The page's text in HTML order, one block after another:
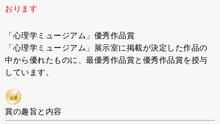
おります
「心理学ミュージアム」優秀作品賞
「心理学ミュージアム」展示室に掲載が決定した作品の
中から優れたものに、最優秀作品賞と優秀作品賞を授与
しています。
賞の趣旨と内容